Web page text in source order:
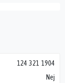
124 321 1904
Nej